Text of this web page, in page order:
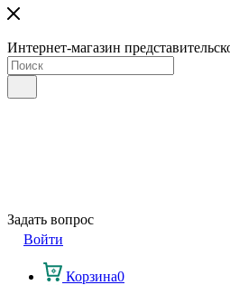
Интернет-магазин
Задать вопрос
Войти
Корзина0